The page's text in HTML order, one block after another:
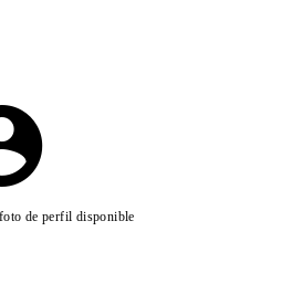
de perfil disponible